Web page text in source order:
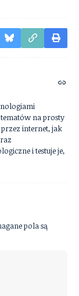
na prosty
internet, jak
i testuje je,
pola są